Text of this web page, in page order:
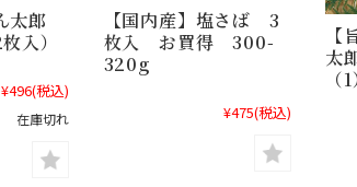
太郎
入）
¥496(税込)
在庫切れ
【国内産】塩さば 3
枚入 お買得 300-
320g
¥475(税込)
太